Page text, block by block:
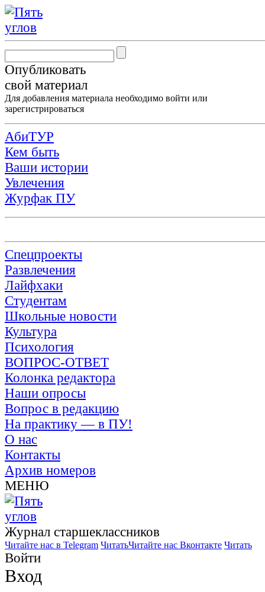
Опубликовать
свой материал
Для добавления материала необходимо войти или
зарегистрироваться
АбиТУР
Кем быть
Ваши истории
Увлечения
Журфак ПУ
Спецпроекты
Развлечения
Лайфхаки
Студентам
Школьные новости
Культура
Психология
ВОПРОС-ОТВЕТ
Колонка редактора
Наши опросы
Вопрос в редакцию
На практику — в ПУ!
О нас
Контакты
Архив номеров
МЕНЮ
Журнал старшекласcников
Читайте нас в Telegram ЧитатьЧитайте нас Вконтакте Читать
Войти
Вход